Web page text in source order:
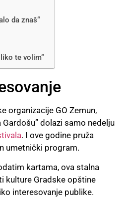
da znaš“
te volim“
organizacije GO Zemun,
dolazi samo nedelju
. I ove godine pruža
umetnički program.
kartama, ova stalna
kulture Gradske opštine
interesovanje publike.